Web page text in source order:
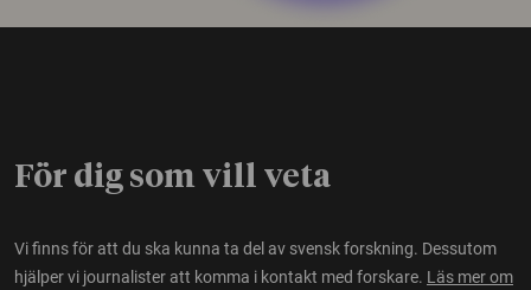
För dig som vill veta
Vi finns för att du ska kunna ta del av svensk forskning. Dessutom
hjälper vi journalister att komma i kontakt med forskare. Läs mer om